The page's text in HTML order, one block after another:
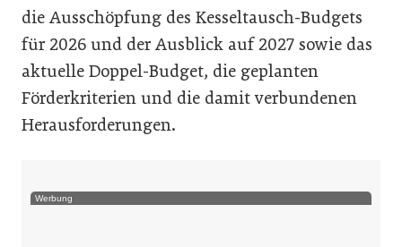
die Ausschöpfung des Kesseltausch-Budgets
für 2026 und der Ausblick auf 2027 sowie das
aktuelle Doppel-Budget, die geplanten
Förderkriterien und die damit verbundenen
Herausforderungen.
Werbung